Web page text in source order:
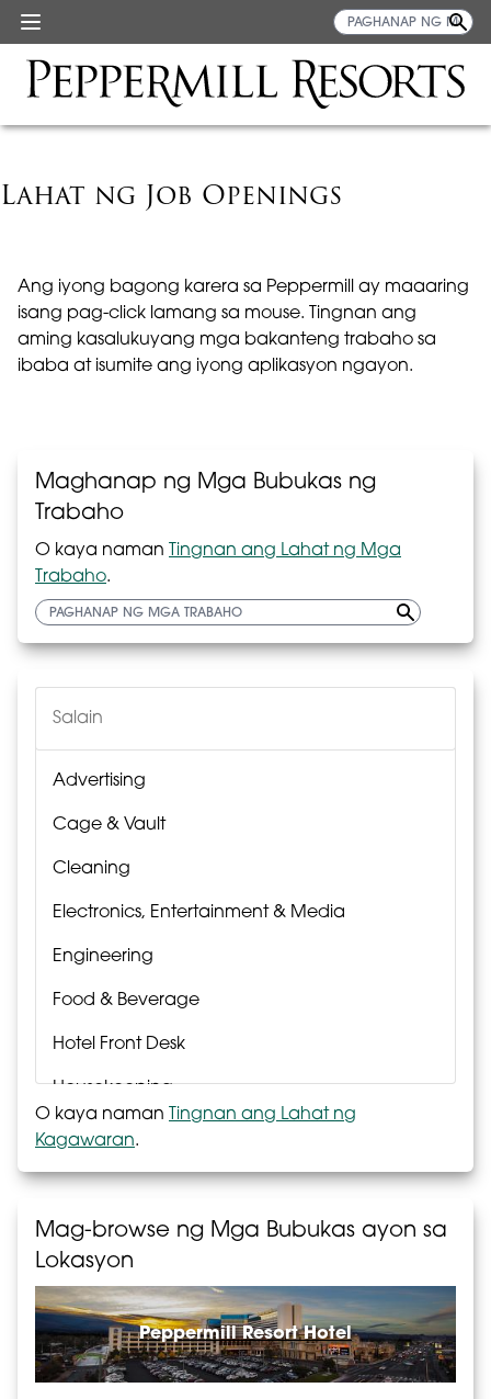
Lahat ng Job Openings
Ang iyong bagong karera sa Peppermill ay maaaring
isang pag-click lamang sa mouse. Tingnan ang
aming kasalukuyang mga bakanteng trabaho sa
ibaba at isumite ang iyong aplikasyon ngayon.
Maghanap ng Mga Bubukas ng
Trabaho
O kaya naman
Tingnan ang Lahat ng Mga
Trabaho.
Salain
Advertising
Cage & Vault
Cleaning
Electronics, Entertainment & Media
Engineering
Food & Beverage
Hotel Front Desk
Housekeeping
Laundry
Passport Rewards
Poker
Pool & Fitness
Reservations
Retail
O kaya naman
Tingnan ang Lahat ng
Kagawaran.
Mag-browse ng Mga Bubukas ayon sa
Lokasyon
Peppermill Resort Hotel